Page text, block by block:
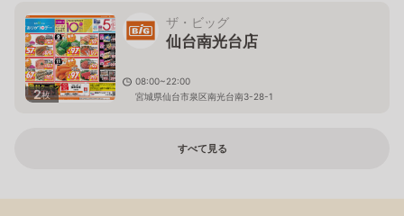
2枚
ザ・ビッグ
仙台南光台店
08:00~22:00
宮城県仙台市泉区南光台南3-28-1
すべて見る